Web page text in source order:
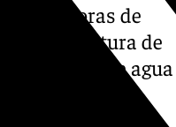
08.00 horas de
85 a la altura de
de balsas de agua